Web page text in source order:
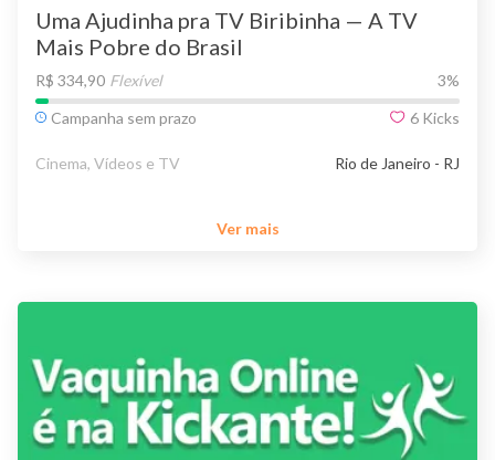
Uma Ajudinha pra TV Biribinha — A TV
Mais Pobre do Brasil
R$ 334,90 Flexível 3%
Campanha sem prazo
6 Kicks
Cinema, Vídeos e TV Rio de Janeiro - RJ
Ver mais